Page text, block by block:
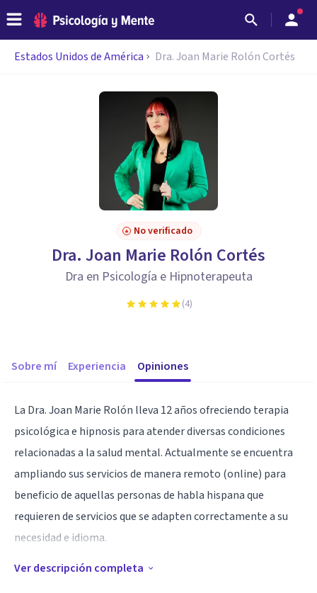
Estados Unidos de América Dra. Joan Marie Rolón Cortés
No verificado
Dra. Joan Marie Rolón Cortés
Dra en Psicología e Hipnoterapeuta
(4)
Sobre mí Experiencia Opiniones
La Dra. Joan Marie Rolón lleva 12 años ofreciendo terapia
psicológica e hipnosis para atender diversas condiciones
relacionadas a la salud mental. Actualmente se encuentra
ampliando sus servicios de manera remoto (online) para
beneficio de aquellas personas de habla hispana que
requieren de servicios que se adapten correctamente a su
necesidad e idioma.
Ver descripción completa